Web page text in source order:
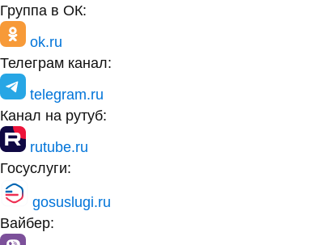
Группа в ОК:
ok.ru
Телеграм канал:
telegram.ru
Канал на рутуб:
rutube.ru
Госуслуги:
gosuslugi.ru
Вайбер: